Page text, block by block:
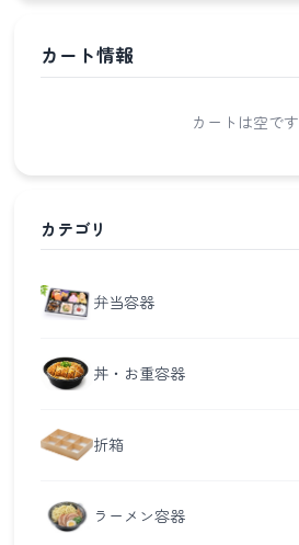
カート情報
カートは空です
カテゴリ
弁当容器
丼・お重容器
折箱
ラーメン容器